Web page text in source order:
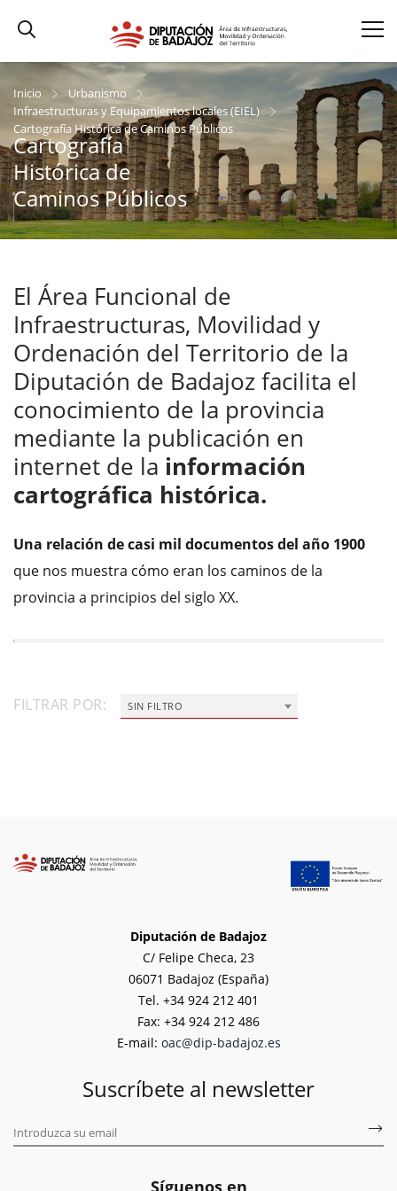
Inicio
Urbanismo
Infraestructuras y Equipamientos locales (EIEL)
Cartografía Histórica de Caminos Públicos
Cartografía
Histórica de
Caminos Públicos
El Área Funcional de
Infraestructuras, Movilidad y
Ordenación del Territorio de la
Diputación de Badajoz facilita el
conocimiento de la provincia
mediante la publicación en
internet de la información
cartográfica histórica.
Una relación de casi mil documentos del año 1900
que nos muestra cómo eran los caminos de la
provincia a principios del siglo XX.
FILTRAR POR: SIN FILTRO
Diputación de Badajoz
C/ Felipe Checa, 23
06071 Badajoz (España)
Tel. +34 924 212 401
Fax: +34 924 212 486
E-mail: oac@dip-badajoz.es
Suscríbete al newsletter
Síguenos en